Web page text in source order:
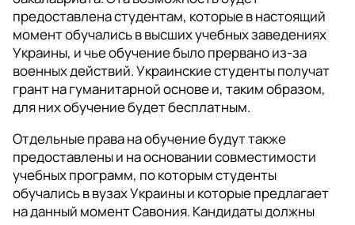
предоставлена студентам, которые в настоящий
момент обучались в высших учебных заведениях
Украины, и чье обучение было прервано из-за
военных действий. Украинские студенты получат
грант на гуманитарной основе и, таким образом,
для них обучение будет бесплатным.
Отдельные права на обучение будут также
предоставлены и на основании совместимости
учебных программ, по которым студенты
обучались в вузах Украины и которые предлагает
на данный момент Савония. Кандидаты должны